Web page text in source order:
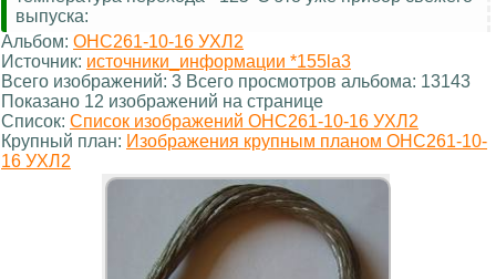
выпуска:
Альбом: ОНС261-10-16 УХЛ2
Источник: источники_информации *155la3
Всего изображений: 3 Всего просмотров альбома: 13143
Показано 12 изображений на странице
Список: Список изображений ОНС261-10-16 УХЛ2
Крупный план: Изображения крупным планом ОНС261-10-
16 УХЛ2